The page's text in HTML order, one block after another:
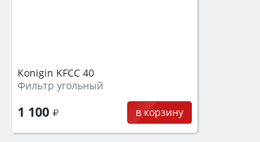
Konigin KFCC 40
Фильтр угольный
1 100 в корзину